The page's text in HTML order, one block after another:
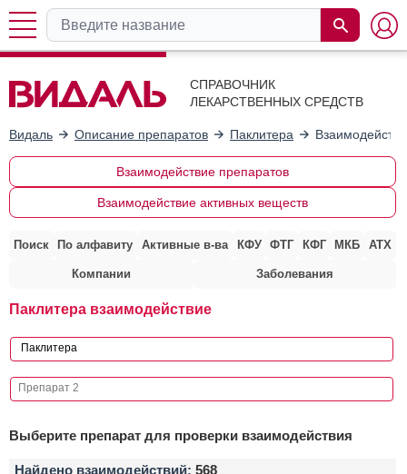
СПРАВОЧНИК
ЛЕКАРСТВЕННЫХ СРЕДСТВ
Видаль Описание препаратов Паклитера
Взаимодействие препаратов
Взаимодействие активных веществ
Поиск По алфавиту Активные в-ва КФУ ФТГ КФГ МКБ АТХ
Компании Заболевания
Паклитера взаимодействие
Выберите препарат для проверки взаимодействия
Найдено взаимодействий: 568